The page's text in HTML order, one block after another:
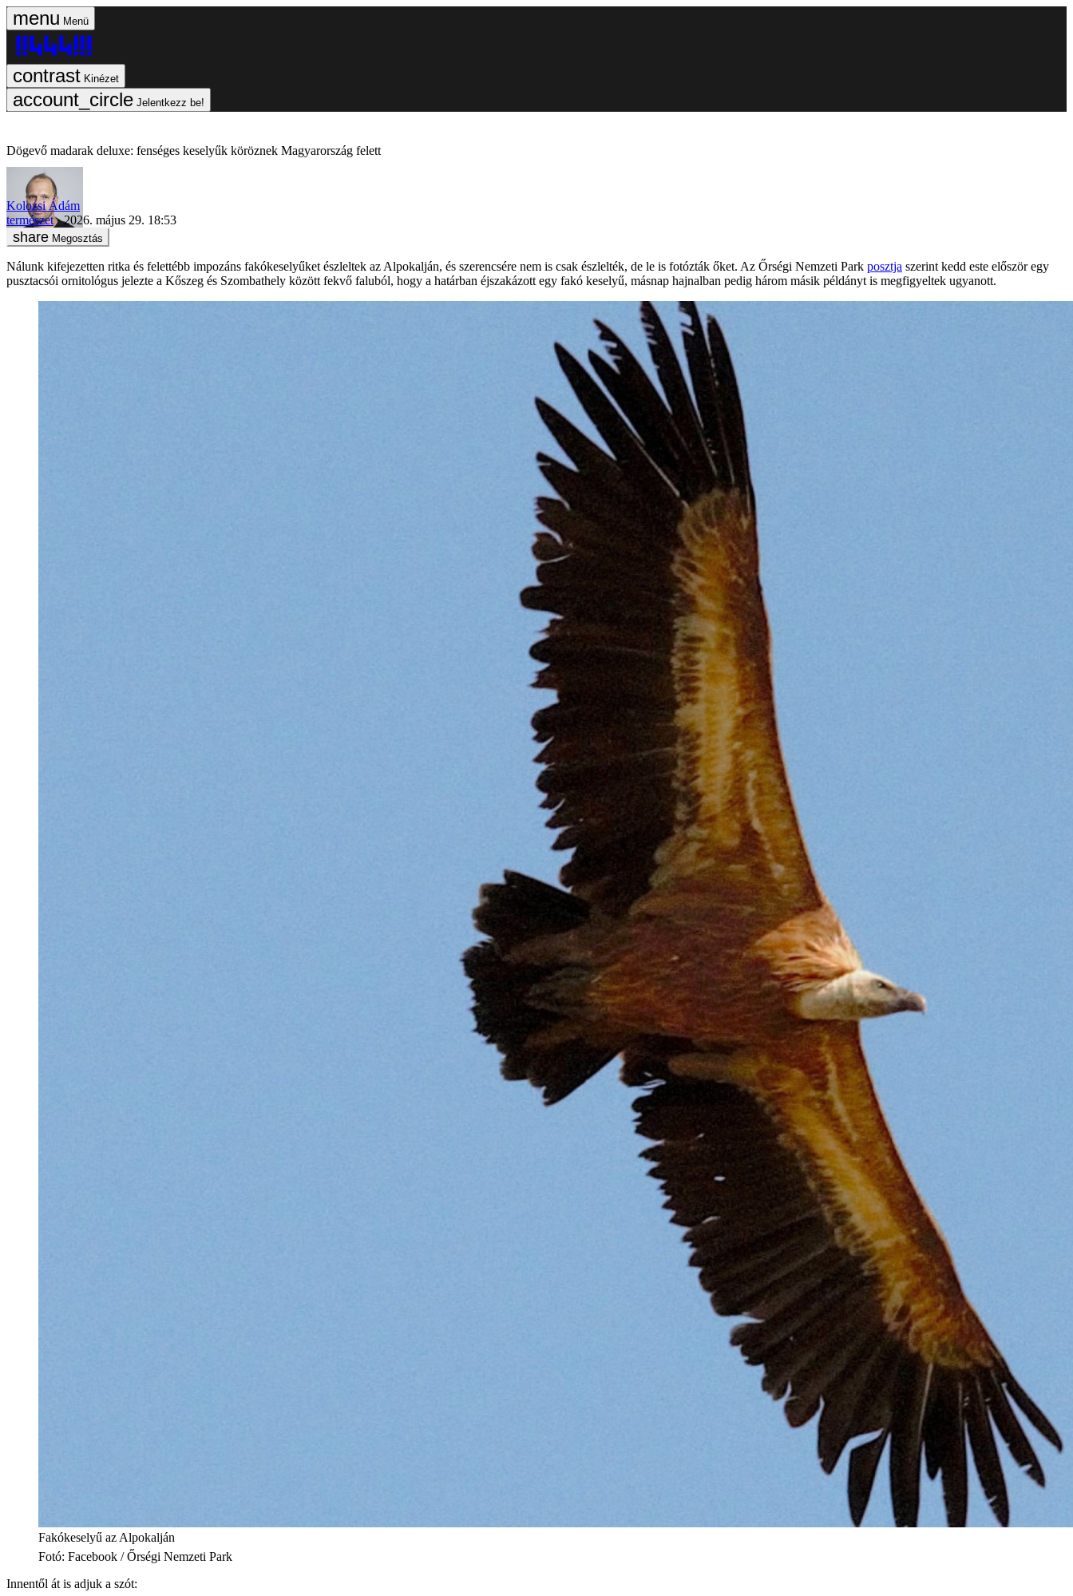
Menü
Kinézet
Jelentkezz be!
Dögevő madarak deluxe: fenséges keselyűk köröznek Magyarország felett
Kolozsi Ádám
természet
2026. május 29. 18:53
Megosztás
Nálunk kifejezetten ritka és felettébb impozáns fakókeselyűket észleltek az Alpokalján, és szerencsére nem is csak észlelték, de le is fotózták őket. Az Őrségi Nemzeti Park posztja szerint kedd este először egy
pusztacsói ornitológus jelezte a Kőszeg és Szombathely között fekvő faluból, hogy a határban éjszakázott egy fakó keselyű, másnap hajnalban pedig három másik példányt is megfigyeltek ugyanott.
Fakókeselyű az Alpokalján
Fotó: Facebook / Őrségi Nemzeti Park
Innentől át is adjuk a szót: